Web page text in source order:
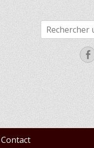
Rechercher
Contact